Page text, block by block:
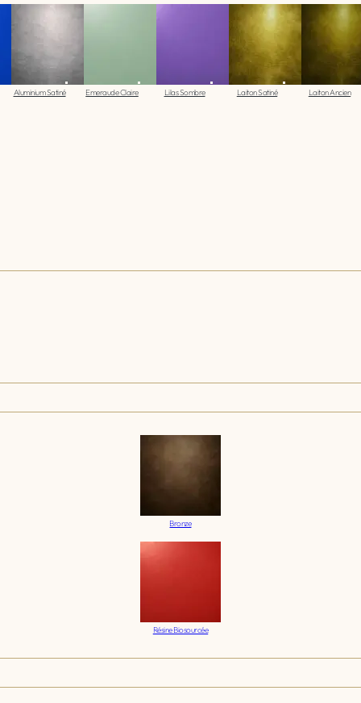
Aluminium Satiné Emeraude Claire Lilas Sombre Laiton Satiné Laiton Ancien
Bronze
Résine Biosourcée